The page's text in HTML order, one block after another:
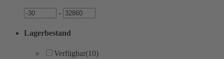
Preis - Preis
Lagerbestand
Verfügbar(10)